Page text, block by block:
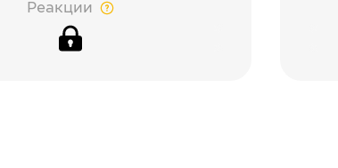
Реакции